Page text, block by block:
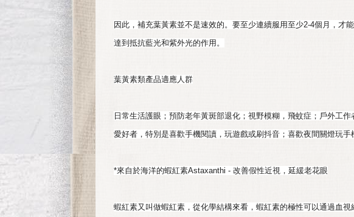
因此，補充葉黃素並不是速效的。要至少連續服用至少2-4個月，才
達到抵抗藍光和紫外光的作用。
葉黃素類產品適應人群
日常生活護眼；預防老年黃斑部退化；視野模糊，飛蚊症；戶外工
愛好者，特別是喜歡手機閱讀，玩遊戲或刷抖音；喜歡夜間關燈玩手
*來自於海洋的蝦紅素Astaxanthi - 改善假性近視，延緩老花眼
蝦紅素又叫做蝦紅素，從化學結構來看，蝦紅素的極性可以通過血視